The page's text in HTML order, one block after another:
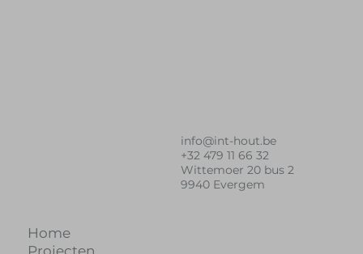
info@int-hout.be
+32 479 11 66 32
Wittemoer 20 bus 2
9940 Evergem
Home
Projecten